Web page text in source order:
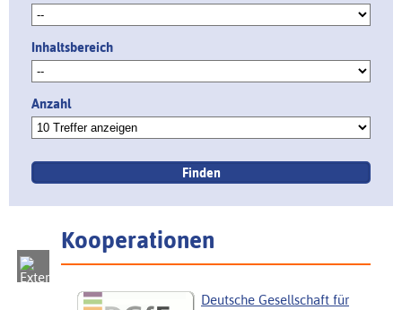
Inhaltsbereich
Anzahl
Kooperationen
Deutsche Gesellschaft für